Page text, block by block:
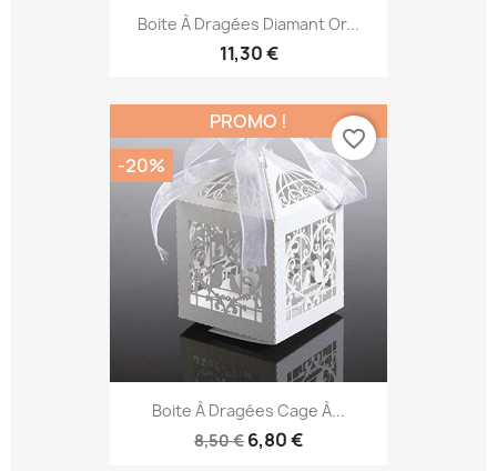
Boite À Dragées Diamant Or...
11,30 €
Boite À Dragées Cage À...
8,50 € 6,80 €
PROMO !
-20%
favorite_border